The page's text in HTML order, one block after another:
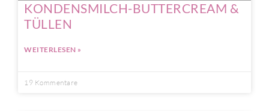
KONDENSMILCH-BUTTERCREAM &
TÜLLEN
WEITERLESEN »
19 Kommentare